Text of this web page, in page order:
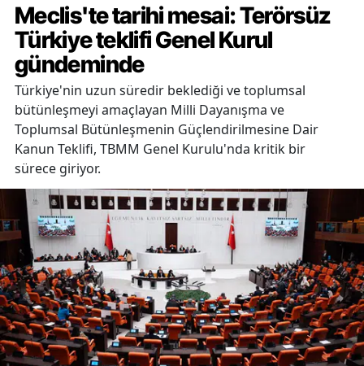
Meclis'te tarihi mesai: Terörsüz
Türkiye teklifi Genel Kurul
gündeminde
Türkiye'nin uzun süredir beklediği ve toplumsal
bütünleşmeyi amaçlayan Milli Dayanışma ve
Toplumsal Bütünleşmenin Güçlendirilmesine Dair
Kanun Teklifi, TBMM Genel Kurulu'nda kritik bir
sürece giriyor.